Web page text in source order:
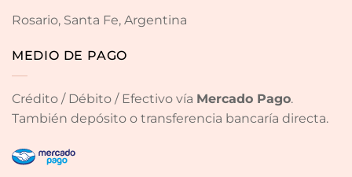
Rosario, Santa Fe, Argentina
MEDIO DE PAGO
Crédito / Débito / Efectivo vía Mercado Pago.
También depósito o transferencia bancaría directa.